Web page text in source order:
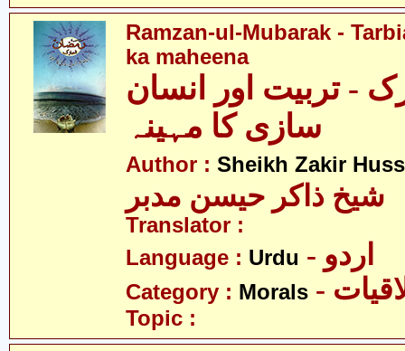
Ramzan-ul-Mubarak -
ka maheena
- تربیت اور انسان
سازی کا مہینہ
Author : Sheikh Zakir
شیخ ذاکر حیسن مدبر
Translator :
Language : Urdu - اردو
Category : Morals
Topic :